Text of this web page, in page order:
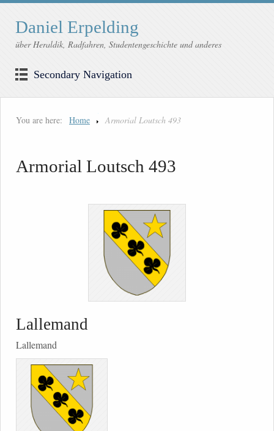
Daniel Erpelding
über Heraldik, Radfahren, Studentengeschichte und anderes
Secondary Navigation
You are here: Home Armorial Loutsch 493
Armorial Loutsch 493
Lallemand
Lallemand